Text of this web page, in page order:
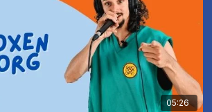
05:26